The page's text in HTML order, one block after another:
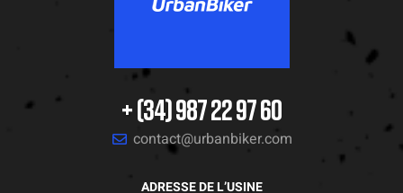
+ (34) 987 22 97 60
contact@urbanbiker.com
ADRESSE DE L’USINE